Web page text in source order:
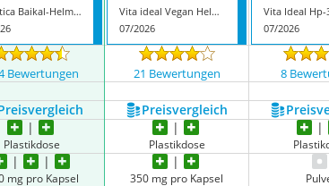
Hepatica Baikal-Helmkraut
Vita ideal Vegan Helmkraut Kapseln
07/2026
Vita Ideal Hp-
07/2026
Bewertungen 21 Bewertungen
8
Preis­vergleich
Plastikdose Plastikdose
mg pro Kapsel 350 mg pro Kapsel